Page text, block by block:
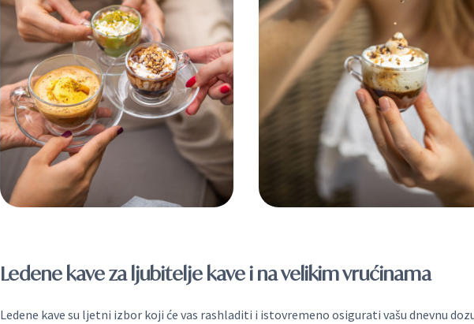
Ledene kave za ljubitelje kave i na velikim vrućinama
Ledene kave su ljetni izbor koji će vas rashladiti i istovremeno osigurati vašu dnevnu